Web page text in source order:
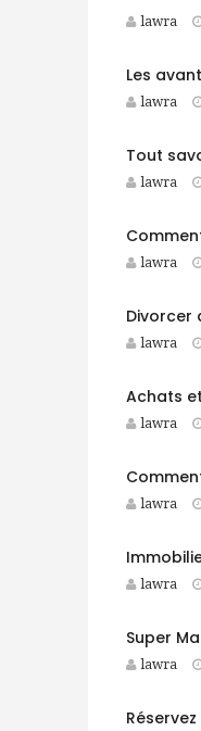
lawra
lawra
lawra
lawra
lawra
lawra
lawra
lawra
lawra